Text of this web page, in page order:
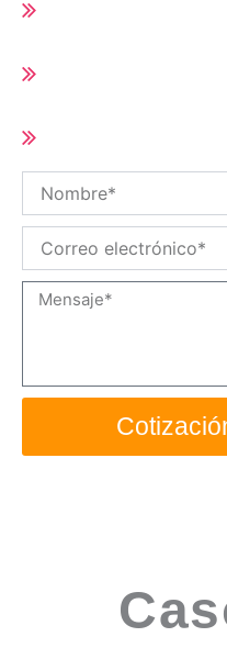
electrónico
Mensaje